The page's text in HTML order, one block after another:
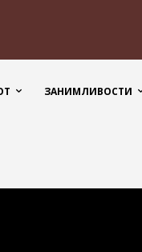
ЗАНИМЛИВОСТИ